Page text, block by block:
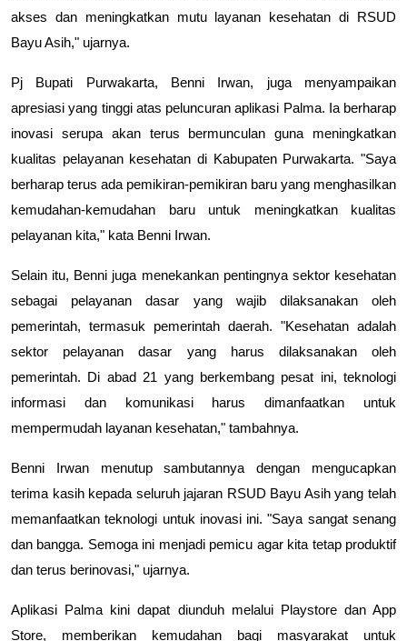
akses dan meningkatkan mutu layanan kesehatan di RSUD
Bayu Asih," ujarnya.
Pj Bupati Purwakarta, Benni Irwan, juga menyampaikan
apresiasi yang tinggi atas peluncuran aplikasi Palma. Ia berharap
inovasi serupa akan terus bermunculan guna meningkatkan
kualitas pelayanan kesehatan di Kabupaten Purwakarta. "Saya
berharap terus ada pemikiran-pemikiran baru yang menghasilkan
kemudahan-kemudahan baru untuk meningkatkan kualitas
pelayanan kita," kata Benni Irwan.
Selain itu, Benni juga menekankan pentingnya sektor kesehatan
sebagai pelayanan dasar yang wajib dilaksanakan oleh
pemerintah, termasuk pemerintah daerah. "Kesehatan adalah
sektor pelayanan dasar yang harus dilaksanakan oleh
pemerintah. Di abad 21 yang berkembang pesat ini, teknologi
informasi dan komunikasi harus dimanfaatkan untuk
mempermudah layanan kesehatan," tambahnya.
Benni Irwan menutup sambutannya dengan mengucapkan
terima kasih kepada seluruh jajaran RSUD Bayu Asih yang telah
memanfaatkan teknologi untuk inovasi ini. "Saya sangat senang
dan bangga. Semoga ini menjadi pemicu agar kita tetap produktif
dan terus berinovasi," ujarnya.
Aplikasi Palma kini dapat diunduh melalui Playstore dan App
Store, memberikan kemudahan bagi masyarakat untuk